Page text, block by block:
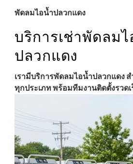
พัดลมไอน้ำปลวกแดง
บริการเช่าพัดลม
ปลวกแดง
เรามีบริการพัดลมไอน้ำปลวกแดง
ทุกประเภท พร้อมทีมงานติดตั้งรวด